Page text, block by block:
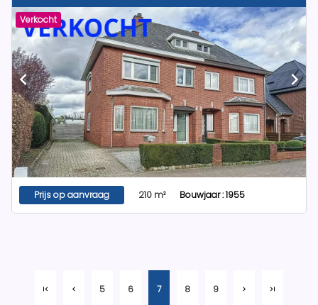
Prijs op aanvraag 210 m² Bouwjaar : 1955
Verkocht
5 6 7 8 9